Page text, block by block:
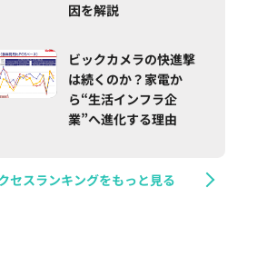
因を解説
ビックカメラの快進撃
は続くのか？家電か
ら“生活インフラ企
業”へ進化する理由
セスランキングをもっと見る